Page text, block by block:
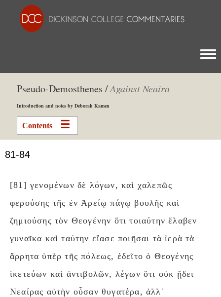
Pseudo-Demosthenes /Against Neaira
Introduction and notes by Deborah Kamen
Contents
81-84
[81] γενομένων δὲ λόγων, καὶ χαλεπῶς
φερούσης τῆς ἐν Ἀρείῳ πάγῳ βουλῆς καὶ
ζημιούσης τὸν Θεογένην ὅτι τοιαύτην ἔλαβεν
γυναῖκα καὶ ταύτην εἴασε ποιῆσαι τὰ ἱερὰ τὰ
ἄρρητα ὑπὲρ τῆς πόλεως, ἐδεῖτο ὁ Θεογένης
ἱκετεύων καὶ ἀντιβολῶν, λέγων ὅτι οὐκ ᾔδει
Νεαίρας αὐτὴν οὖσαν θυγατέρα, ἀλλ᾽